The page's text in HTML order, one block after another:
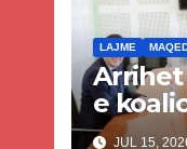
LAJME
Arrihet
e
parim
JUL 15,